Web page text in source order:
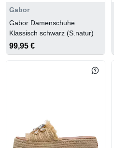
Gabor
Gabor Damenschuhe
Klassisch schwarz (S.natur)
99,95 €